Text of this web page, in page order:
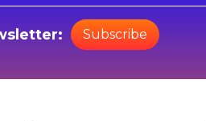
Subscribe